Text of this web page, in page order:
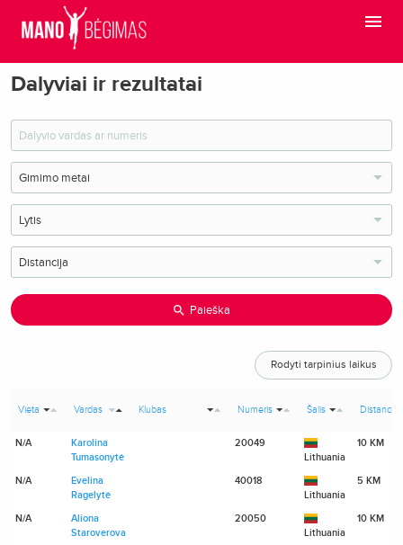
Dalyviai ir rezultatai
Paieška
Rodyti tarpinius laikus
Vieta Vardas Klubas Numeris Šalis Distancija
N/A
Karolina
Tumasonytė
20049
Lithuania
10 KM
N/A
Evelina
Ragelytė
40018
Lithuania
5 KM
N/A
Aliona
Staroverova
20050
Lithuania
10 KM